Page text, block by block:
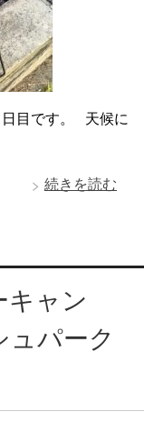
日目です。 天候に
続きを読む
キャン
ュパーク